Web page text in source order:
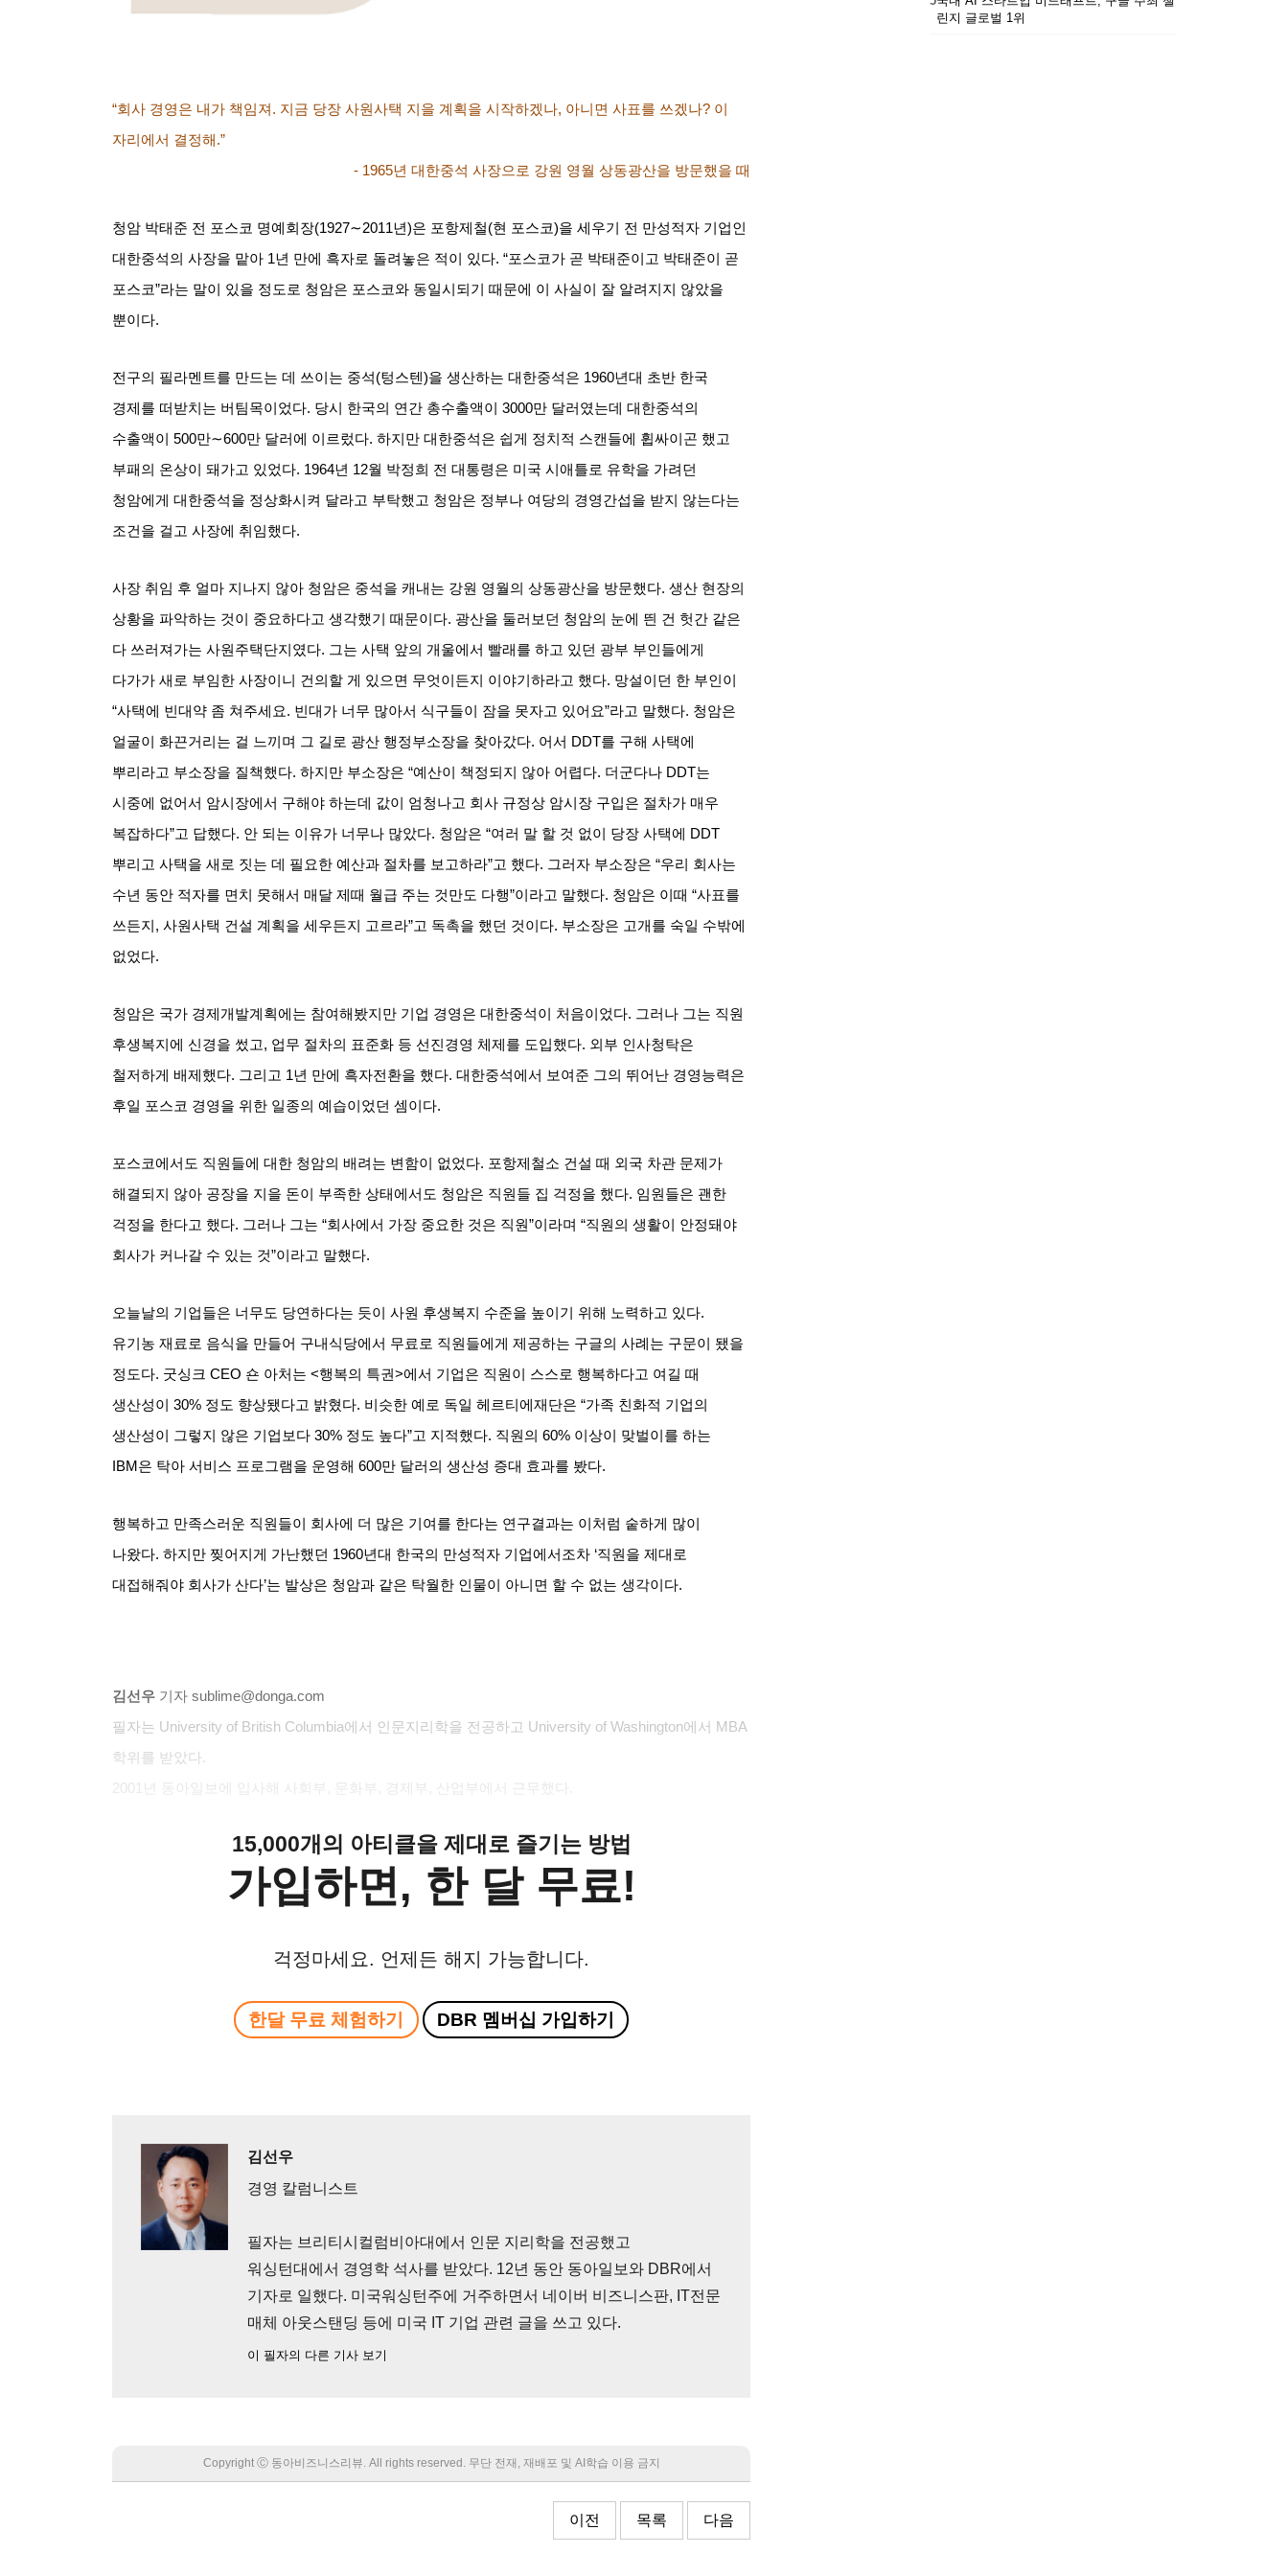
“회사 경영은 내가 책임져. 지금 당장 사원사택 지을 계획을 시작하겠나, 아니면 사표를 쓰겠나? 이
자리에서 결정해.”
- 1965년 대한중석 사장으로 강원 영월 상동광산을 방문했을 때
청암 박태준 전 포스코 명예회장(1927∼2011년)은 포항제철(현 포스코)을 세우기 전 만성적자 기업인
대한중석의 사장을 맡아 1년 만에 흑자로 돌려놓은 적이 있다. “포스코가 곧 박태준이고 박태준이 곧
포스코”라는 말이 있을 정도로 청암은 포스코와 동일시되기 때문에 이 사실이 잘 알려지지 않았을
뿐이다.
전구의 필라멘트를 만드는 데 쓰이는 중석(텅스텐)을 생산하는 대한중석은 1960년대 초반 한국
경제를 떠받치는 버팀목이었다. 당시 한국의 연간 총수출액이 3000만 달러였는데 대한중석의
수출액이 500만∼600만 달러에 이르렀다. 하지만 대한중석은 쉽게 정치적 스캔들에 휩싸이곤 했고
부패의 온상이 돼가고 있었다. 1964년 12월 박정희 전 대통령은 미국 시애틀로 유학을 가려던
청암에게 대한중석을 정상화시켜 달라고 부탁했고 청암은 정부나 여당의 경영간섭을 받지 않는다는
조건을 걸고 사장에 취임했다.
사장 취임 후 얼마 지나지 않아 청암은 중석을 캐내는 강원 영월의 상동광산을 방문했다. 생산 현장의
상황을 파악하는 것이 중요하다고 생각했기 때문이다. 광산을 둘러보던 청암의 눈에 띈 건 헛간 같은
다 쓰러져가는 사원주택단지였다. 그는 사택 앞의 개울에서 빨래를 하고 있던 광부 부인들에게
다가가 새로 부임한 사장이니 건의할 게 있으면 무엇이든지 이야기하라고 했다. 망설이던 한 부인이
“사택에 빈대약 좀 쳐주세요. 빈대가 너무 많아서 식구들이 잠을 못자고 있어요”라고 말했다. 청암은
얼굴이 화끈거리는 걸 느끼며 그 길로 광산 행정부소장을 찾아갔다. 어서 DDT를 구해 사택에
뿌리라고 부소장을 질책했다. 하지만 부소장은 “예산이 책정되지 않아 어렵다. 더군다나 DDT는
시중에 없어서 암시장에서 구해야 하는데 값이 엄청나고 회사 규정상 암시장 구입은 절차가 매우
복잡하다”고 답했다. 안 되는 이유가 너무나 많았다. 청암은 “여러 말 할 것 없이 당장 사택에 DDT
뿌리고 사택을 새로 짓는 데 필요한 예산과 절차를 보고하라”고 했다. 그러자 부소장은 “우리 회사는
수년 동안 적자를 면치 못해서 매달 제때 월급 주는 것만도 다행”이라고 말했다. 청암은 이때 “사표를
쓰든지, 사원사택 건설 계획을 세우든지 고르라”고 독촉을 했던 것이다. 부소장은 고개를 숙일 수밖에
없었다.
청암은 국가 경제개발계획에는 참여해봤지만 기업 경영은 대한중석이 처음이었다. 그러나 그는 직원
후생복지에 신경을 썼고, 업무 절차의 표준화 등 선진경영 체제를 도입했다. 외부 인사청탁은
철저하게 배제했다. 그리고 1년 만에 흑자전환을 했다. 대한중석에서 보여준 그의 뛰어난 경영능력은
후일 포스코 경영을 위한 일종의 예습이었던 셈이다.
포스코에서도 직원들에 대한 청암의 배려는 변함이 없었다. 포항제철소 건설 때 외국 차관 문제가
해결되지 않아 공장을 지을 돈이 부족한 상태에서도 청암은 직원들 집 걱정을 했다. 임원들은 괜한
걱정을 한다고 했다. 그러나 그는 “회사에서 가장 중요한 것은 직원”이라며 “직원의 생활이 안정돼야
회사가 커나갈 수 있는 것”이라고 말했다.
오늘날의 기업들은 너무도 당연하다는 듯이 사원 후생복지 수준을 높이기 위해 노력하고 있다.
유기농 재료로 음식을 만들어 구내식당에서 무료로 직원들에게 제공하는 구글의 사례는 구문이 됐을
정도다. 굿싱크 CEO 숀 아처는 <행복의 특권>에서 기업은 직원이 스스로 행복하다고 여길 때
생산성이 30% 정도 향상됐다고 밝혔다. 비슷한 예로 독일 헤르티에재단은 “가족 친화적 기업의
생산성이 그렇지 않은 기업보다 30% 정도 높다”고 지적했다. 직원의 60% 이상이 맞벌이를 하는
IBM은 탁아 서비스 프로그램을 운영해 600만 달러의 생산성 증대 효과를 봤다.
행복하고 만족스러운 직원들이 회사에 더 많은 기여를 한다는 연구결과는 이처럼 숱하게 많이
나왔다. 하지만 찢어지게 가난했던 1960년대 한국의 만성적자 기업에서조차 ‘직원을 제대로
대접해줘야 회사가 산다’는 발상은 청암과 같은 탁월한 인물이 아니면 할 수 없는 생각이다.
김선우 기자 sublime@donga.com
필자는 University of British Columbia에서 인문지리학을 전공하고 University of Washington에서 MBA
학위를 받았다 .
2001
년 동아일보에 입사해 사회부 문화부 경제부 산업부에서 근무했다
15,000개의 아티클을 제대로 즐기는 방법
가입하면, 한 달 무료!
걱정마세요. 언제든 해지 가능합니다.
한달 무료 체험하기 DBR 멤버십 가입하기
김선우
경영 칼럼니스트
필자는 브리티시컬럼비아대에서 인문 지리학을 전공했고
워싱턴대에서 경영학 석사를 받았다. 12년 동안 동아일보와 DBR에서
기자로 일했다. 미국워싱턴주에 거주하면서 네이버 비즈니스판, IT전문
매체 아웃스탠딩 등에 미국 IT 기업 관련 글을 쓰고 있다.
이 필자의 다른 기사 보기
Copyright Ⓒ 동아비즈니스리뷰. All rights reserved. 무단 전재, 재배포 및 AI학습 이용 금지
이전 목록 다음
린지 글로벌 1위